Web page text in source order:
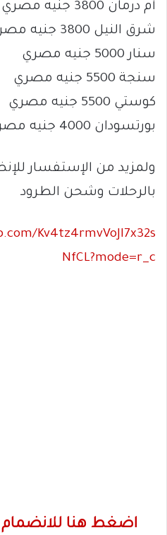
أم درمان 3800 جنيه مصري
شرق النيل 3800 جنيه مصري
سنار 5000 جنيه مصري
سنجة 5500 جنيه مصري
كوستي 5500 جنيه مصري
بورتسودان 4000 جنيه مصري
ولمزيد من الإستفسار
بالرحلات وشحن الطرود
Kv4tz4rmvVoJI7x32s
NfCL?mode=r_c
اضغط هنا للانضمام